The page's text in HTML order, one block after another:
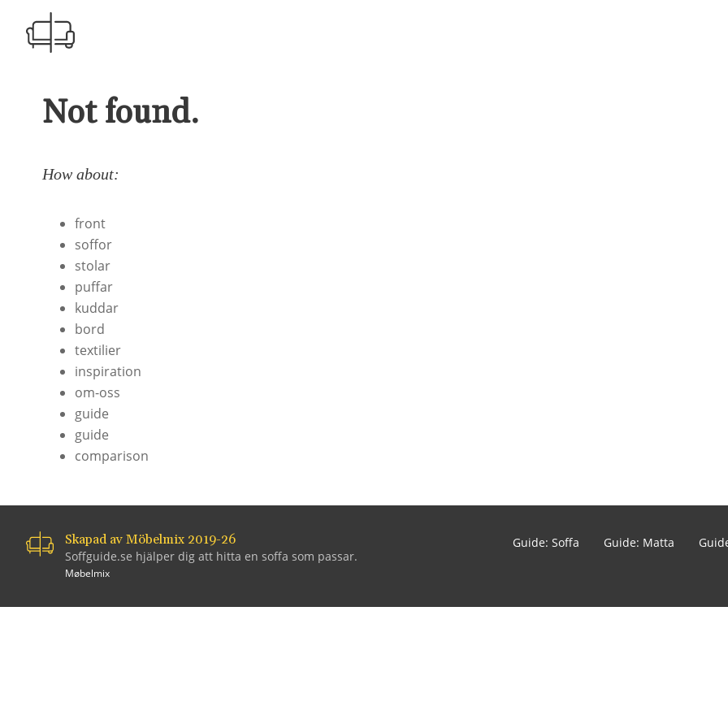
Not found.
How about:
front
soffor
stolar
puffar
kuddar
bord
textilier
inspiration
om-oss
guide
guide
comparison
Skapad av Möbelmix 2019-26
Soffguide.se hjälper dig att hitta en soffa som passar.
Guide: Soffa Guide: Matta
Møbelmix